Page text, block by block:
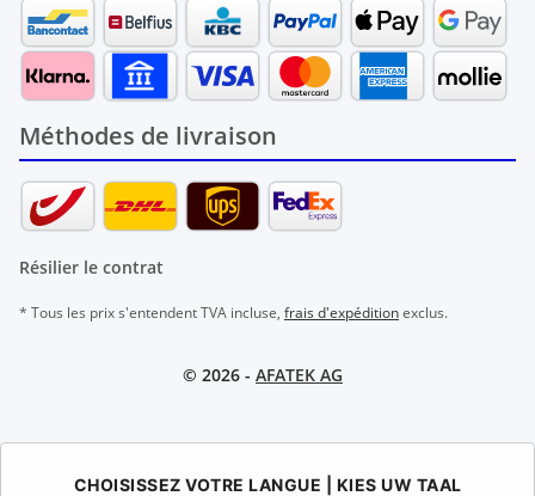
Méthodes de livraison
Résilier le contrat
* Tous les prix s'entendent TVA incluse, frais d'expéditionexclus.
© 2026 - AFATEK AG
CHOISISSEZ VOTRE LANGUE | KIES UW TAAL